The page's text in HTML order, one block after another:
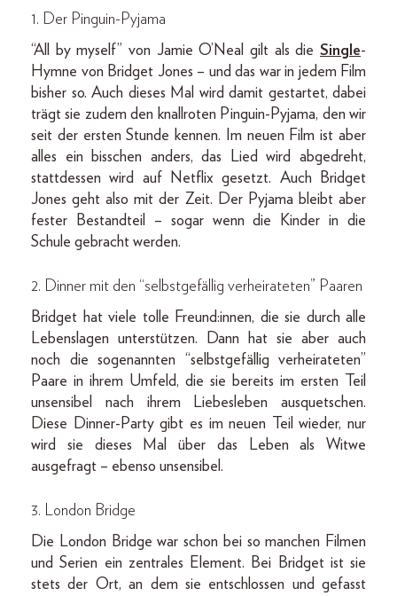
1. Der Pinguin-Pyjama
“All by myself” von Jamie O’Neal gilt als die Single-
Hymne von Bridget Jones – und das war in jedem Film
bisher so. Auch dieses Mal wird damit gestartet, dabei
trägt sie zudem den knallroten Pinguin-Pyjama, den wir
seit der ersten Stunde kennen. Im neuen Film ist aber
alles ein bisschen anders, das Lied wird abgedreht,
stattdessen wird auf Netflix gesetzt. Auch Bridget
Jones geht also mit der Zeit. Der Pyjama bleibt aber
fester Bestandteil – sogar wenn die Kinder in die
Schule gebracht werden.
2. Dinner mit den “selbstgefällig verheirateten” Paaren
Bridget hat viele tolle Freund:innen, die sie durch alle
Lebenslagen unterstützen. Dann hat sie aber auch
noch die sogenannten “selbstgefällig verheirateten”
Paare in ihrem Umfeld, die sie bereits im ersten Teil
unsensibel nach ihrem Liebesleben ausquetschen.
Diese Dinner-Party gibt es im neuen Teil wieder, nur
wird sie dieses Mal über das Leben als Witwe
ausgefragt – ebenso unsensibel.
3. London Bridge
Die London Bridge war schon bei so manchen Filmen
und Serien ein zentrales Element. Bei Bridget ist sie
stets der Ort, an dem sie entschlossen und gefasst